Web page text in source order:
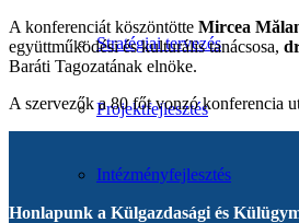
Stratégiai tervezés
Projektfejlesztés
Intézményfejlesztés
A konferenciát köszöntötte Mircea
együttműködési és kulturális tanácsosa,
Baráti Tagozatának elnöke.
A szervezők a 80 főt vonzó konferencia
Honlapunk a Külgazdasági és